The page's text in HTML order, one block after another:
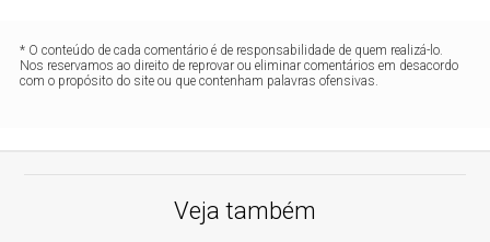
* O conteúdo de cada comentário é de responsabilidade de quem realizá-lo.
Nos reservamos ao direito de reprovar ou eliminar comentários em desacordo
com o propósito do site ou que contenham palavras ofensivas.
Veja também